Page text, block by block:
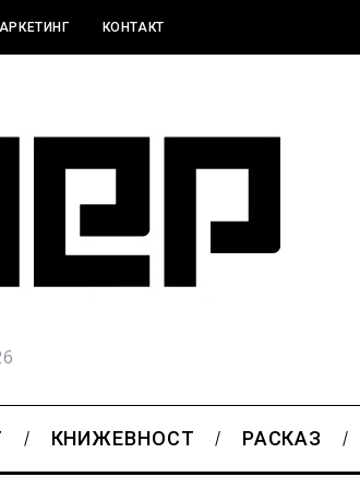
КОНТАКТ
КНИЖЕВНОСТ РАСКАЗ